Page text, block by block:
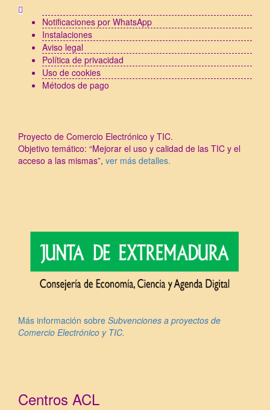
Notificaciones por WhatsApp
Instalaciones
Aviso legal
Política de privacidad
Uso de cookies
Métodos de pago
Proyecto de Comercio Electrónico y TIC.
Objetivo temático: “Mejorar el uso y calidad de las TIC y el
acceso a las mismas”, ver más detalles.
Más información sobre Subvenciones a proyectos de
Comercio Electrónico y TIC.
Centros ACL